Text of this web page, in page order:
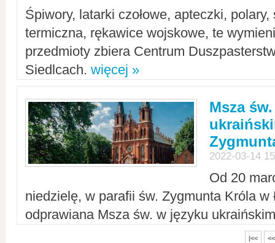
Śpiwory, latarki czołowe, apteczki,
termiczna, rękawice wojskowe, te
przedmioty zbiera Centrum
Siedlcach. więcej »
Msza
2022-03-14
Od 20
niedzielę, w parafii św. Zygmunta Króla w
odprawiana Msza św. w języku
|<< <<